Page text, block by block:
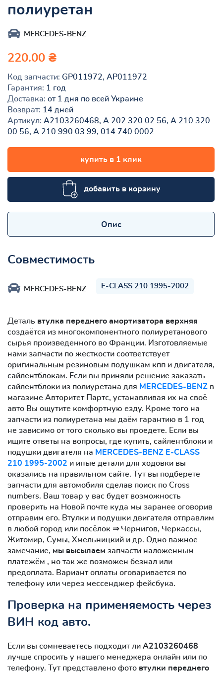
полиуретан
MERCEDES-BENZ
220.00 ₴
Код запчасти: GP011972, AP011972
Гарантия: 1 год
Доставка: от 1 дня по всей Украине
Возврат: 14 дней
Артикул: A2103260468, A 202 320 02 56, A 210 320
00 56, A 210 990 03 99, 014 740 0002
купить в 1 клик
добавить в корзину
Опис
Совместимость
MERCEDES-BENZ E-CLASS 210 1995-2002
Деталь втулка переднего амортизатора верхняя
создаётся из многокомпонентного полиуретанового
сырья произведенного во Франции. Изготовляемые
нами запчасти по жесткости соответствует
оригинальным резиновым подушкам кпп и двигателя,
сайлентблокам. Если вы приняли решение заказать
сайлентблоки из полиуретана для MERCEDES-BENZ в
магазине Авторитет Партс, устанавливая их на своё
авто Вы ощутите комфортную езду. Кроме того на
запчасти из полиуретана мы даём гарантию в 1 год
не зависимо от того сколько вы проедете. Если вы
ищите ответы на вопросы, где купить, сайлентблоки и
подушки двигателя на MERCEDES-BENZ E-CLASS
210 1995-2002 и иные детали для ходовки вы
оказались на правильном сайте. Тут вы подберёте
запчасти для автомобиля сделав поиск по Cross
numbers. Ваш товар у вас будет возможность
проверить на Новой почте куда мы заранее оговорив
отправим его. Втулки и подушки двигателя отправлим
в любой город или посёлок ⇒ Чернигов, Черкассы,
Житомир, Сумы, Хмельницкий и др. Одно важное
замечание, мы высылаем запчасти наложенным
платежём , но так же возможен безнал или
предоплата. Вариант оплаты оговаривается по
телефону или через мессенджер фейсбука.
Проверка на применяемость через
ВИН код авто.
Если вы сомневаетесь подходит ли A2103260468
лучше спросить у нашего менеджера онлайн или по
телефону. Тут представлено фото втулки переднего